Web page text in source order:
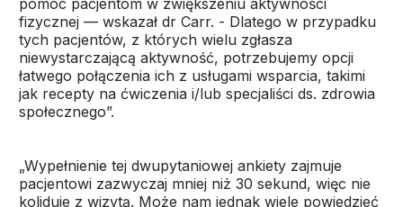
pomoc pacjentom w zwiększeniu aktywności
fizycznej — wskazał dr Carr. - Dlatego w przypadku
tych pacjentów, z których wielu zgłasza
niewystarczającą aktywność, potrzebujemy opcji
łatwego połączenia ich z usługami wsparcia, takimi
jak recepty na ćwiczenia i/lub specjaliści ds. zdrowia
społecznego”.
„Wypełnienie tej dwupytaniowej ankiety zajmuje
pacjentowi zazwyczaj mniej niż 30 sekund, więc nie
koliduje z wizytą. Może nam jednak wiele powiedzieć